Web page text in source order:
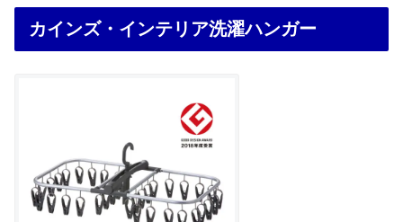
カインズ・インテリア洗濯ハンガー